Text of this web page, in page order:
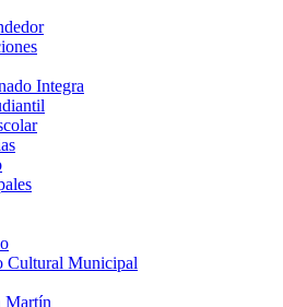
Integra
Cultural Municipal
Martín